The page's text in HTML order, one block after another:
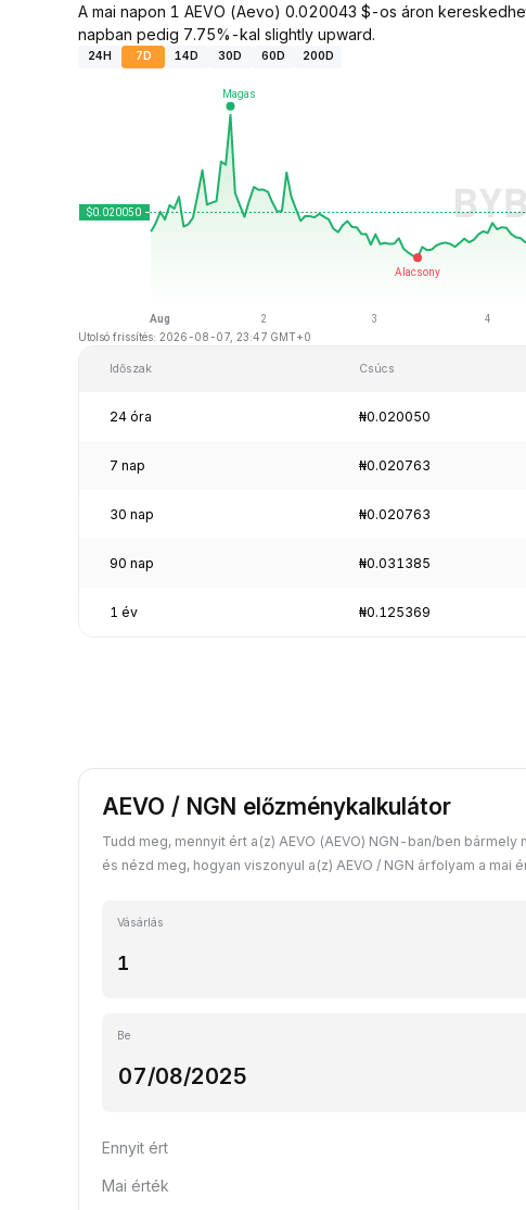
A mai napon 1 AEVO (Aevo) 0.020043 $-os áron
napban pedig 7.75%-kal slightly upward.
24H 7D 14D 30D 60D 200D
Utolsó frissítés: 2026-08-07, 23:47 GMT+0
Időszak Csúcs
24 óra ₦0.020050
7 nap ₦0.020763
30 nap ₦0.020763
90 nap ₦0.031385
1 év ₦0.125369
AEVO / NGN előzménykalkulátor
Tudd meg, mennyit ért a(z) AEVO (AEVO) NGN-ban/ben bármely
és nézd meg, hogyan viszonyul a(z) AEVO / NGN árfolyam a mai
Vásárlás
Be
Ennyit ért
Mai érték